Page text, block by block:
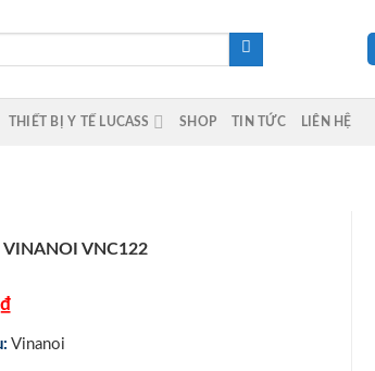
THIẾT BỊ Y TẾ LUCASS SHOP TIN TỨC LIÊN HỆ
VINANOI VNC122
₫
Vinanoi